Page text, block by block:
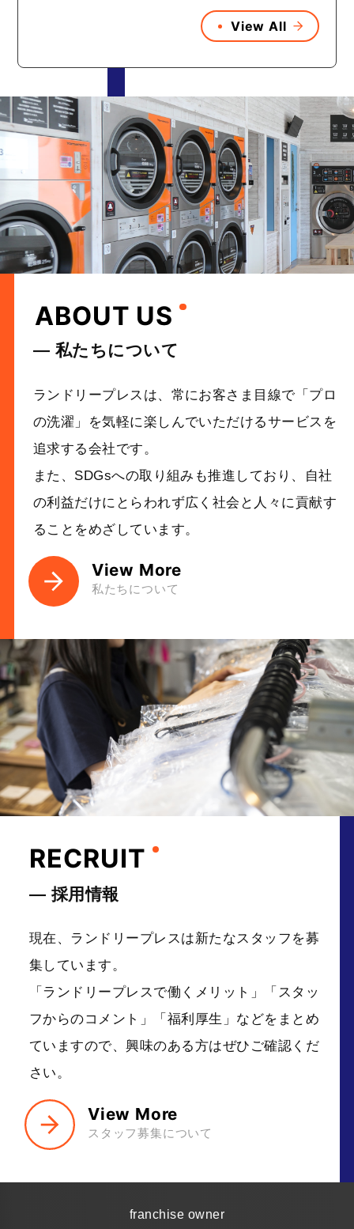
View All
ABOUT US
― 私たちについて
ランドリープレスは、常にお客さま目線で「プロ
の洗濯」を気軽に楽しんでいただけるサービスを
追求する会社です。
また、SDGsへの取り組みも推進しており、自社
の利益だけにとらわれず広く社会と人々に貢献す
ることをめざしています。
View More
私たちについて
RECRUIT
― 採用情報
現在、ランドリープレスは新たなスタッフを募
集しています。
「ランドリープレスで働くメリット」「スタッ
フからのコメント」
「福利厚生」などをまとめ
ていますので、興味のある方はぜひご確認くだ
さい。
View More
スタッフ募集について
franchise owner